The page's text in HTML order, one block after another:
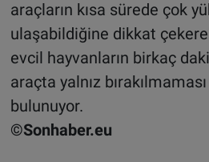
araçların kısa sürede çok
ulaşabildiğine dikkat
evcil hayvanların birkaç
araçta yalnız
bulunuyor.
©Sonhaber.eu